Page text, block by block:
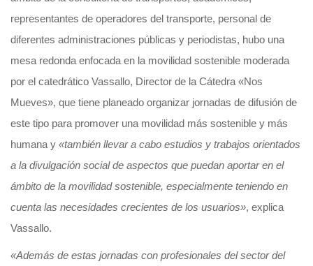
representantes de operadores del transporte, personal de
diferentes administraciones públicas y periodistas, hubo una
mesa redonda enfocada en la movilidad sostenible moderada
por el catedrático Vassallo, Director de la Cátedra «Nos
Mueves», que tiene planeado organizar jornadas de difusión de
este tipo para promover una movilidad más sostenible y más
humana y «también llevar a cabo estudios y trabajos orientados
a la divulgación social de aspectos que puedan aportar en el
ámbito de la movilidad sostenible, especialmente teniendo en
cuenta las necesidades crecientes de los usuarios», explica
Vassallo.
«Además de estas jornadas con profesionales del sector del